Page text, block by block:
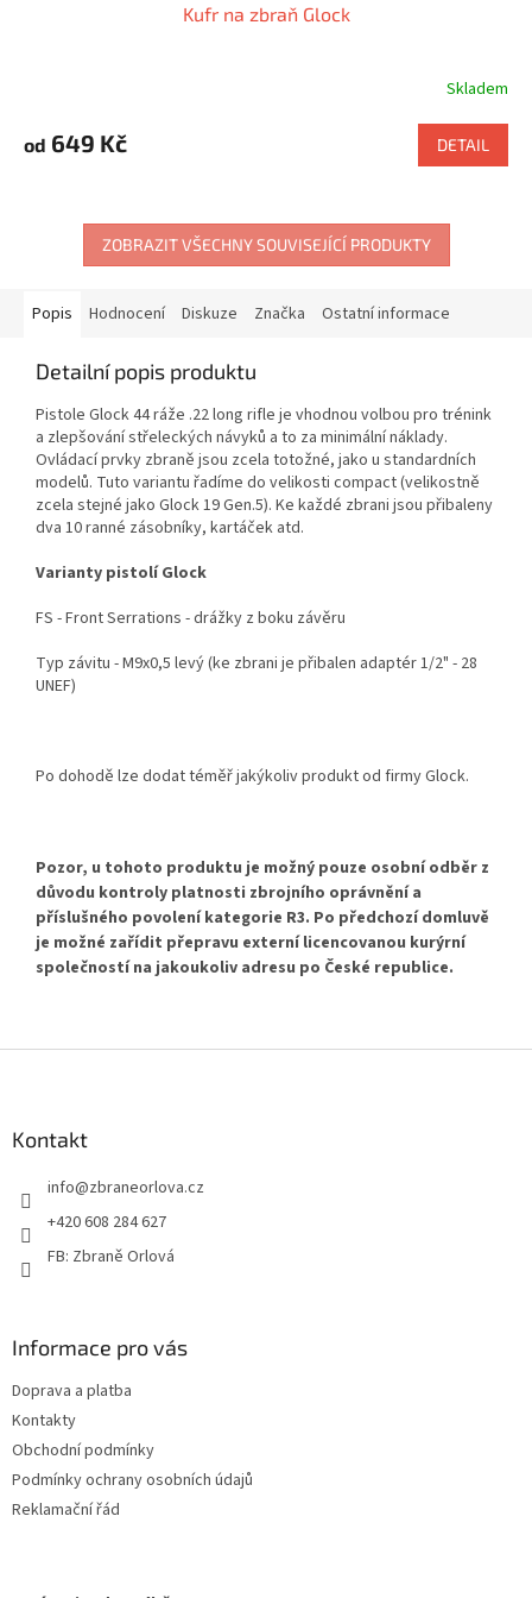
Kufr na zbraň Glock
Skladem
od 649 Kč DETAIL
ZOBRAZIT VŠECHNY SOUVISEJÍCÍ PRODUKTY
Popis Hodnocení Diskuze Značka Ostatní informace
Detailní popis produktu
Pistole Glock 44 ráže .22 long rifle je vhodnou volbou pro trénink
a zlepšování střeleckých návyků a to za minimální náklady.
Ovládací prvky zbraně jsou zcela totožné, jako u standardních
modelů. Tuto variantu řadíme do velikosti compact (velikostně
zcela stejné jako Glock 19 Gen.5). Ke každé zbrani jsou přibaleny
dva 10 ranné zásobníky, kartáček atd.
Varianty pistolí Glock
FS - Front Serrations - drážky z boku závěru
Typ závitu - M9x0,5 levý (ke zbrani je přibalen adaptér 1/2" - 28
UNEF)
Po dohodě lze dodat téměř jakýkoliv produkt od firmy Glock.
Pozor, u tohoto produktu je možný pouze osobní odběr z
důvodu kontroly platnosti zbrojního oprávnění a
příslušného povolení kategorie R3. Po předchozí domluvě
je možné zařídit přepravu externí licencovanou kurýrní
společností na jakoukoliv adresu po České republice.
Kontakt
info@zbraneorlova.cz
+420 608 284 627
FB: Zbraně Orlová
Informace pro vás
Doprava a platba
Kontakty
Obchodní podmínky
Podmínky ochrany osobních údajů
Reklamační řád